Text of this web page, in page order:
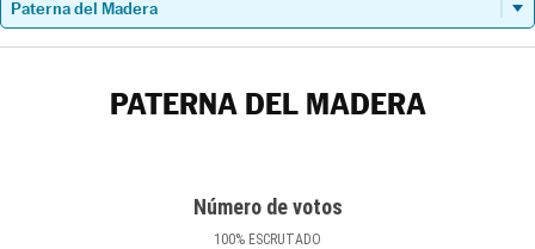
PATERNA DEL MADERA
Número de votos
100% ESCRUTADO